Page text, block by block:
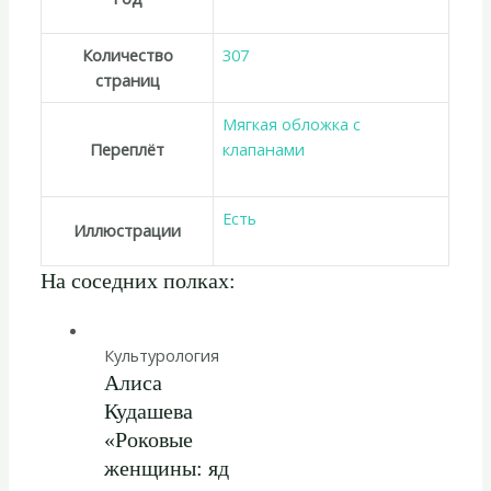
Количество
страниц
307
Переплёт
Мягкая обложка с
клапанами
Иллюстрации
Есть
На соседних полках:
Культурология
Алиса
Кудашева
«Роковые
женщины: яд